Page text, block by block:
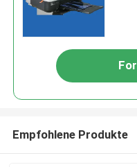
Empfohlene Produkte